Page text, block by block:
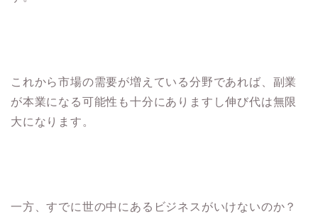
これから市場の需要が増えている分野であれば、副業
が本業になる可能性も十分にありますし伸び代は無限
大になります。
一方、すでに世の中にあるビジネスがいけないのか？